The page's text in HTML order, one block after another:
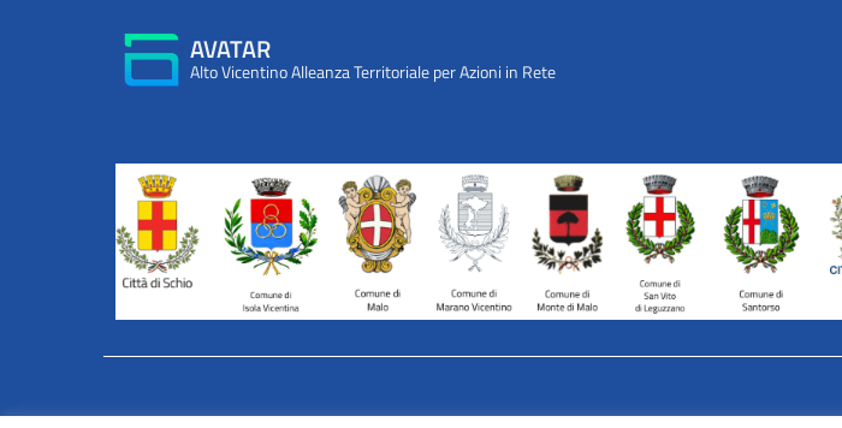
AVATAR
Alto Vicentino Alleanza Territoriale per Azioni in Rete